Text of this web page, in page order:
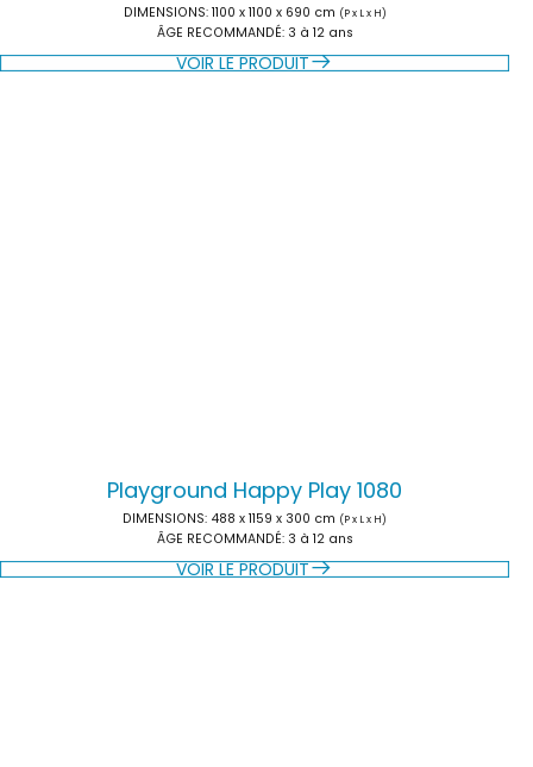
DIMENSIONS: 1100 x 1100 x 690 cm (P x L x H)
ÂGE RECOMMANDÉ: 3 à 12 ans
VOIR LE PRODUIT
Playground Happy Play 1080
DIMENSIONS: 488 x 1159 x 300 cm (P x L x H)
ÂGE RECOMMANDÉ: 3 à 12 ans
VOIR LE PRODUIT